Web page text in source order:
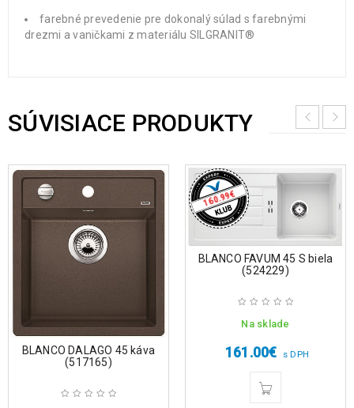
farebné prevedenie pre dokonalý súlad s farebnými
drezmi a vaničkami z materiálu SILGRANIT®
SÚVISIACE PRODUKTY
BLANCO DALAGO 45 káva
(517165)
160.99€
BLANCO FAVUM 45 S biela
(524229)
Na sklade
161.00€ s DPH